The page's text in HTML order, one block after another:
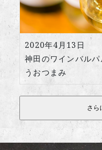
2020年4月13日
神田のワインバル
うおつまみ
さら